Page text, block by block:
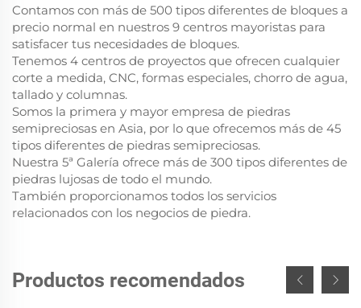
Contamos con más de 500 tipos diferentes de bloques a
precio normal en nuestros 9 centros mayoristas para
satisfacer tus necesidades de bloques.
Tenemos 4 centros de proyectos que ofrecen cualquier
corte a medida, CNC, formas especiales, chorro de agua,
tallado y columnas.
Somos la primera y mayor empresa de piedras
semipreciosas en Asia, por lo que ofrecemos más de 45
tipos diferentes de piedras semipreciosas.
Nuestra 5ª Galería ofrece más de 300 tipos diferentes de
piedras lujosas de todo el mundo.
También proporcionamos todos los servicios
relacionados con los negocios de piedra.
Productos recomendados